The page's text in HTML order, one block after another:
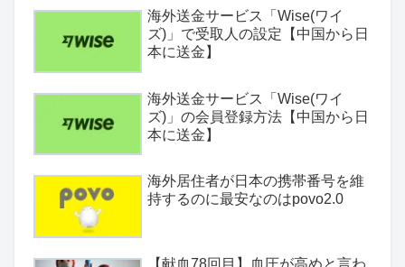
海外送金サービス「Wise(ワイ
ズ)」で受取人の設定【中国から日
本に送金】
海外送金サービス「Wise(ワイ
ズ)」の会員登録方法【中国から日
本に送金】
海外居住者が日本の携帯番号を維
持するのに最安なのはpovo2.0
【献血78回目】血圧が高めと言わ